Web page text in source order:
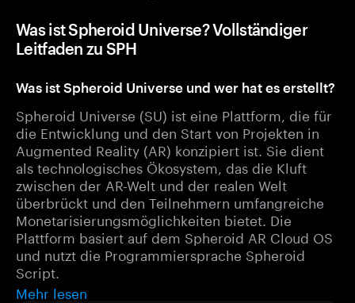
Was ist Spheroid Universe? Vollständiger
Leitfaden zu SPH
Was ist Spheroid Universe und wer hat es erstellt?
Spheroid Universe (SU) ist eine Plattform, die für
die Entwicklung und den Start von Projekten in
Augmented Reality (AR) konzipiert ist. Sie dient
als technologisches Ökosystem, das die Kluft
zwischen der AR-Welt und der realen Welt
überbrückt und den Teilnehmern umfangreiche
Monetarisierungsmöglichkeiten bietet. Die
Plattform basiert auf dem Spheroid AR Cloud OS
und nutzt die Programmiersprache Spheroid
Script.
Mehr lesen